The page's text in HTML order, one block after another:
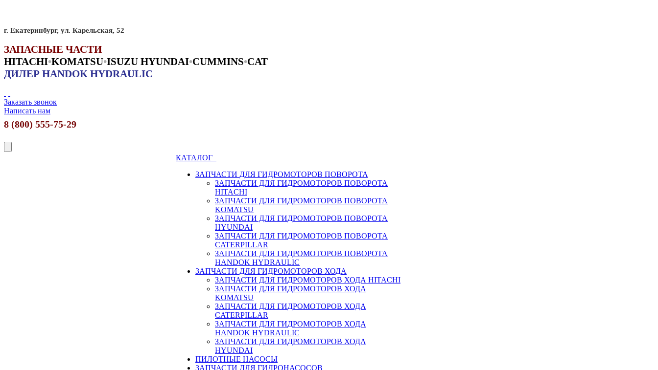
г. Екатеринбург, ул. Карельская, 52
ЗАПАСНЫЕ ЧАСТИ
HITACHI•KOMATSU•ISUZU HYUNDAI•CUMMINS•CAT
ДИЛЕР HANDOK HYDRAULIC
Заказать звонок
Написать нам
8 (800) 555-75-29
КАТАЛОГ
ЗАПЧАСТИ ДЛЯ ГИДРОМОТОРОВ ПОВОРОТА
ЗАПЧАСТИ ДЛЯ ГИДРОМОТОРОВ ПОВОРОТА
HITACHI
ЗАПЧАСТИ ДЛЯ ГИДРОМОТОРОВ ПОВОРОТА
KOMATSU
ЗАПЧАСТИ ДЛЯ ГИДРОМОТОРОВ ПОВОРОТА
HYUNDAI
ЗАПЧАСТИ ДЛЯ ГИДРОМОТОРОВ ПОВОРОТА
CATERPILLAR
ЗАПЧАСТИ ДЛЯ ГИДРОМОТОРОВ ПОВОРОТА
HANDOK HYDRAULIC
ЗАПЧАСТИ ДЛЯ ГИДРОМОТОРОВ ХОДА
ЗАПЧАСТИ ДЛЯ ГИДРОМОТОРОВ ХОДА HITACHI
ЗАПЧАСТИ ДЛЯ ГИДРОМОТОРОВ ХОДА
KOMATSU
ЗАПЧАСТИ ДЛЯ ГИДРОМОТОРОВ ХОДА
CATERPILLAR
ЗАПЧАСТИ ДЛЯ ГИДРОМОТОРОВ ХОДА
HANDOK HYDRAULIC
ЗАПЧАСТИ ДЛЯ ГИДРОМОТОРОВ ХОДА
HYUNDAI
ПИЛОТНЫЕ НАСОСЫ
ЗАПЧАСТИ ДЛЯ ГИДРОНАСОСОВ